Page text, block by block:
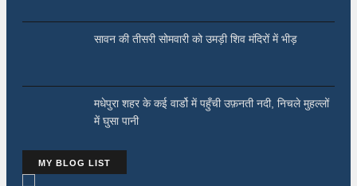
सावन की तीसरी सोमवारी को उमड़ी शिव मंदिरों में भीड़
मधेपुरा शहर के कई वार्डो में पहुँची उफ़नती नदी, निचले मुहल्लों
में घुसा पानी
MY BLOG LIST